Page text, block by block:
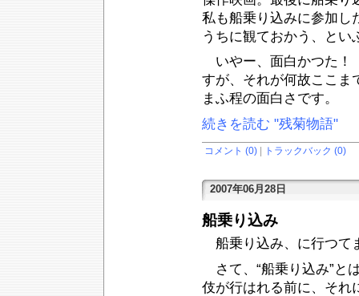
私も船乗り込みに参加し
うちに観ておかう、とい
いやー、面白かつた！
すが、それが何故ここ
まふ程の面白さです。
続きを読む "残菊物語"
コメント (0) トラックバック (0)
2007年06月28日
船乗り込み
船乗り込み、に行つて
さて、“船乗り込み”と
伎が行はれる前に、それ